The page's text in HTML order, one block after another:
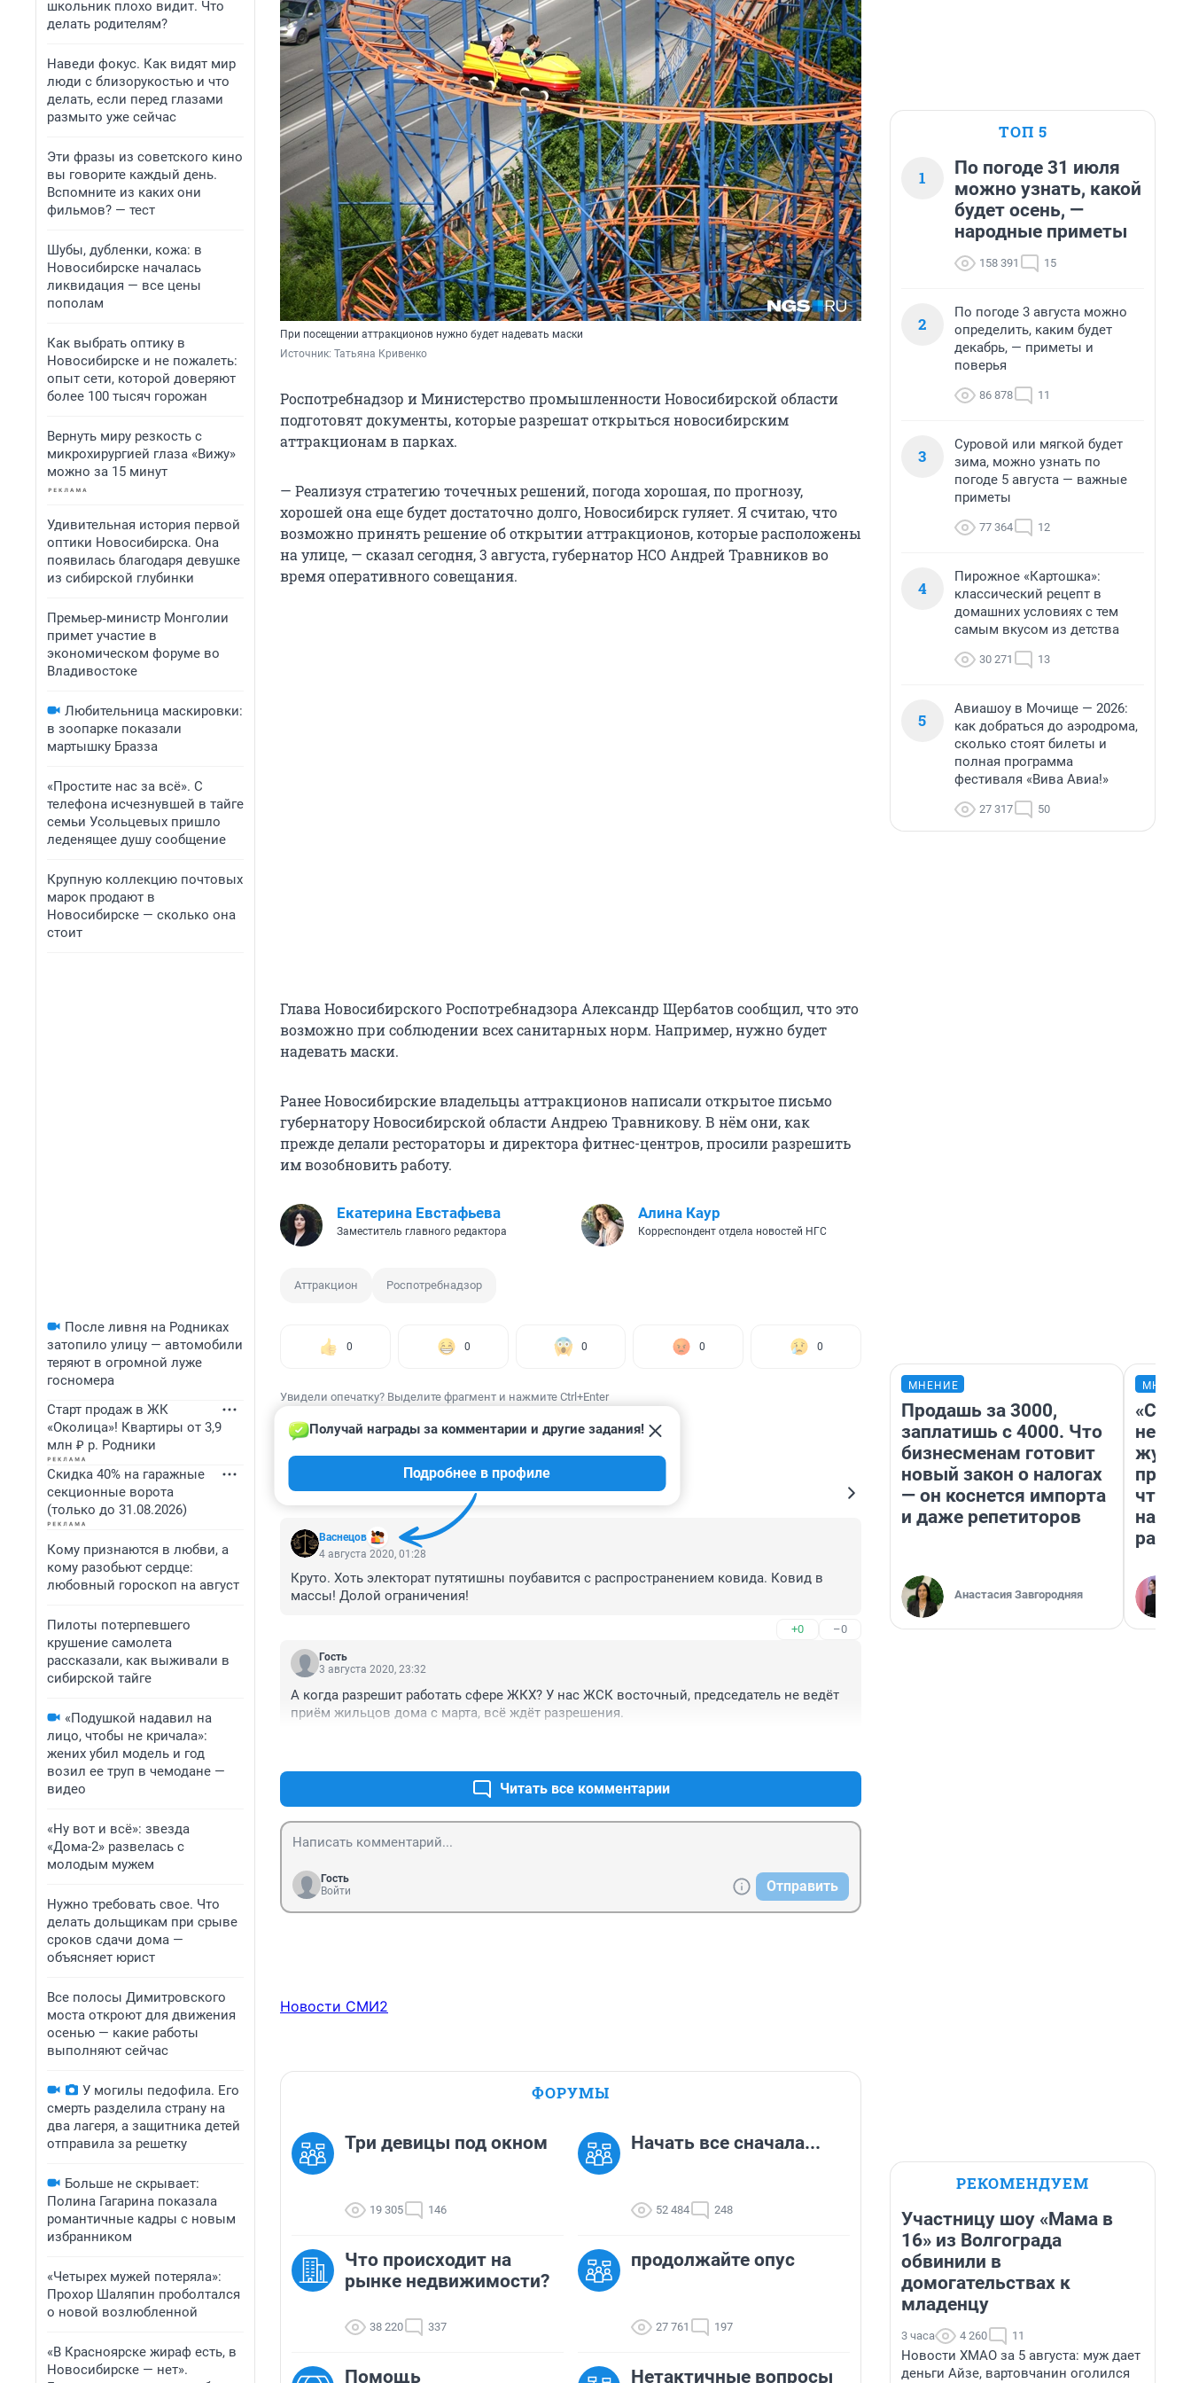
школьник плохо видит. Что
делать родителям?
Наведи фокус. Как видят мир
люди с близорукостью и что
делать, если перед глазами
размыто уже сейчас
Эти фразы из советского кино
вы говорите каждый день.
Вспомните из каких они
фильмов? — тест
Шубы, дубленки, кожа: в
Новосибирске началась
ликвидация — все цены
пополам
Как выбрать оптику в
Новосибирске и не пожалеть:
опыт сети, которой доверяют
более 100 тысяч горожан
Вернуть миру резкость с
микрохирургией глаза «Вижу»
можно за 15 минут
Удивительная история первой
оптики Новосибирска. Она
появилась благодаря девушке
из сибирской глубинки
Премьер‑министр Монголии
примет участие в
экономическом форуме во
Владивостоке
Любительница маскировки:
в зоопарке показали
мартышку Бразза
«Простите нас за всё». С
телефона исчезнувшей в тайге
семьи Усольцевых пришло
леденящее душу сообщение
Крупную коллекцию почтовых
марок продают в
Новосибирске — сколько она
стоит
После ливня на Родниках
затопило улицу — автомобили
теряют в огромной луже
госномера
Старт продаж в ЖК
«Околица»! Квартиры от 3,9
млн ₽ р. Родники
Скидка 40% на гаражные
секционные ворота
(только до 31.08.2026)
Кому признаются в любви, а
кому разобьют сердце:
любовный гороскоп на август
Пилоты потерпевшего
крушение самолета
рассказали, как выживали в
сибирской тайге
«Подушкой надавил на
лицо, чтобы не кричала»:
жених убил модель и год
возил ее труп в чемодане —
видео
«Ну вот и всё»: звезда
«Дома-2» развелась с
молодым мужем
Нужно требовать свое. Что
делать дольщикам при срыве
сроков сдачи дома —
объясняет юрист
Все полосы Димитровского
моста откроют для движения
осенью — какие работы
выполняют сейчас
У могилы педофила. Его
смерть разделила страну на
два лагеря, а защитника детей
отправила за решетку
Больше не скрывает:
Полина Гагарина показала
романтичные кадры с новым
избранником
«Четырех мужей потеряла»:
Прохор Шаляпин проболтался
о новой возлюбленной
«В Красноярске жираф есть, в
Новосибирске — нет».
При посещении аттракционов нужно будет надевать маски
Источник: Татьяна Кривенко
Роспотребнадзор и Министерство промышленности Новосибирской области
подготовят документы, которые разрешат открыться новосибирским
аттракционам в парках.
— Реализуя стратегию точечных решений, погода хорошая, по прогнозу,
хорошей она еще будет достаточно долго, Новосибирск гуляет. Я считаю, что
возможно принять решение об открытии аттракционов, которые расположены
на улице, — сказал сегодня, 3 августа, губернатор НСО Андрей Травников во
время оперативного совещания.
Глава Новосибирского Роспотребнадзора Александр Щербатов сообщил, что это
возможно при соблюдении всех санитарных норм. Например, нужно будет
надевать маски.
Ранее Новосибирские владельцы аттракционов написали открытое письмо
губернатору Новосибирской области Андрею Травникову. В нём они, как
прежде делали рестораторы и директора фитнес-центров, просили разрешить
им возобновить работу.
Екатерина Евстафьева
Заместитель главного редактора
Алина Каур
Корреспондент отдела новостей НГС
Аттракцион Роспотребнадзор
0 0 0 0 0
Увидели опечатку? Выделите фрагмент и нажмите Ctrl+Enter
КОММЕНТАРИИ 238
Васнецов
Получай награды за комментарии и другие задания!
Подробнее в профиле
4 августа 2020, 01:28
Круто. Хоть электорат путятишны поубавится с распространением ковида. Ковид в
массы! Долой ограничения!
+0 –0
Гость
3 августа 2020, 23:32
А когда разрешит работать сфере ЖКХ? У нас ЖСК восточный, председатель не ведёт
приём жильцов дома с марта, всё ждёт разрешения.
Читать все комментарии
Гость
Войти
Отправить
Новости СМИ2
ФОРУМЫ
Три девицы под окном
19 305 146
Начать все сначала...
52 484 248
Что происходит на
рынке недвижимости?
38 220 337
продолжайте опус
27 761 197
Помощь Нетактичные вопросы
ТОП 5
1
По погоде 31 июля
можно узнать, какой
будет осень, —
народные приметы
158 391 15
2
По погоде 3 августа можно
определить, каким будет
декабрь, — приметы и
поверья
86 878 11
3
Суровой или мягкой будет
зима, можно узнать по
погоде 5 августа — важные
приметы
77 364 12
4
Пирожное «Картошка»:
классический рецепт в
домашних условиях с тем
самым вкусом из детства
30 271 13
5
Авиашоу в Мочище — 2026:
как добраться до аэродрома,
сколько стоят билеты и
полная программа
фестиваля «Вива Авиа!»
27 317 50
МНЕНИЕ
Продашь за 3000,
заплатишь с 4000. Что
бизнесменам готовит
новый закон о налогах
— он коснется импорта
и даже репетиторов
Анастасия Завгородняя
на
ради
РЕКОМЕНДУЕМ
Участницу шоу «Мама в
16» из Волгограда
обвинили в
домогательствах к
младенцу
3 часа 4 260 11
Новости ХМАО за 5 августа: муж дает
деньги Айзе, вартовчанин оголился